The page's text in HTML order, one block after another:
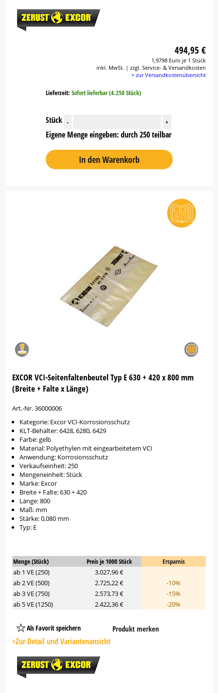
494,95 €
1,9798 Euro je 1 Stück
inkl. MwSt. | zzgl. Service- & Versandkosten
> zur Versandkostenübersicht
Lieferzeit: Sofort lieferbar (4.250 Stück)
Stück - +
Eigene Menge eingeben: durch 250 teilbar
In den Warenkorb
EXCOR VCI-Seitenfaltenbeutel Typ E 630 + 420 x 800 mm
(Breite + Falte x Länge)
Art.-Nr. 36000006
Kategorie: Excor VCI-Korrosionsschutz
KLT-Behälter: 6428, 6280, 6429
Farbe: gelb
Material: Polyethylen mit eingearbeitetem VCI
Anwendung: Korrosionsschutz
Verkaufseinheit: 250
Mengeneinheit: Stück
Marke: Excor
Breite + Falte: 630 + 420
Länge: 800
Maß: mm
Stärke: 0,080 mm
Typ: E
Menge (Stück) Preis je 1000 Stück
Ersparnis
ab 1 VE (250)
3.027,96 €
ab 2 VE (500)
2.725,22 €
-10%
ab 3 VE (750)
2.573,73 €
-15%
ab 5 VE (1250)
2.422,36 € -20%
Als Favorit speichern
Platzhalter
Button
Produkt merken
>Zur Detail und Variantenansicht